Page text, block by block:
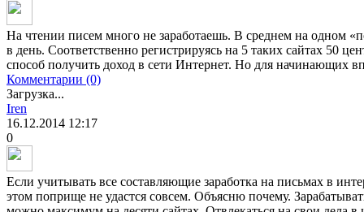
На чтении писем много не заработаешь. В среднем на одном
в день. Соответственно регистрируясь на 5 таких сайтах 50
способ получить доход в сети Интернет. Но для начинающих
Комментарии (0)
Загрузка...
Iren
16.12.2014 12:17
0
Если учитывать все составляющие заработка на письмах в
этом поприще не удастся совсем. Объясню почему.